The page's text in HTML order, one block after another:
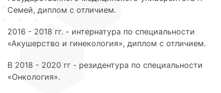
Семей, диплом с отличием.
2016 - 2018 гг. - интернатура по специальности
«Акушерство и гинекология», диплом с отличием.
В 2018 - 2020 гг - резидентура по специальности
«Онкология».